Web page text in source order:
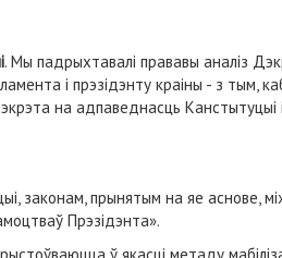
. Мы падрыхтавалі прававы аналіз
і прэзідэнту краіны - з тым,
на адпаведнасць
законам, прынятым на яе аснове,
Прэзідэнта».